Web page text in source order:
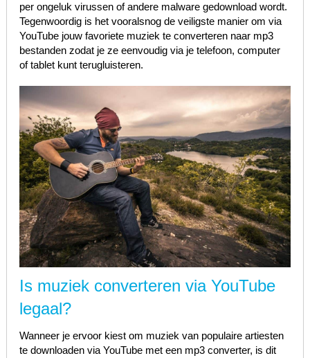
per ongeluk virussen of andere malware gedownload wordt.
Tegenwoordig is het vooralsnog de veiligste manier om via
YouTube jouw favoriete muziek te converteren naar mp3
bestanden zodat je ze eenvoudig via je telefoon, computer
of tablet kunt terugluisteren.
Is muziek converteren via YouTube
legaal?
Wanneer je ervoor kiest om muziek van populaire artiesten
te downloaden via YouTube met een mp3 converter, is dit